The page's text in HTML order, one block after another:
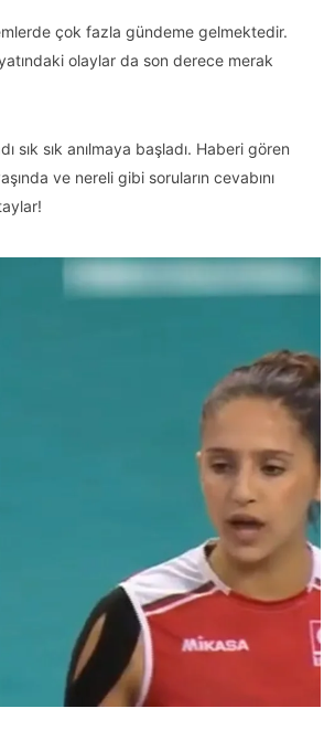
çok fazla gündeme gelmektedir.
olaylar da son derece merak
sık anılmaya başladı. Haberi gören
ve nereli gibi soruların cevabını